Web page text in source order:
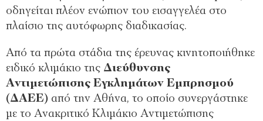
οδηγείται πλέον ενώπιον του εισαγγελέα στο
πλαίσιο της αυτόφωρης διαδικασίας.
Από τα πρώτα στάδια της έρευνας κινητοποιήθηκε
ειδικό κλιμάκιο της Διεύθυνσης
Αντιμετώπισης Εγκλημάτων Εμπρησμού
(ΔΑΕΕ) από την Αθήνα, το οποίο συνεργάστηκε
με το Ανακριτικό Κλιμάκιο Αντιμετώπισης